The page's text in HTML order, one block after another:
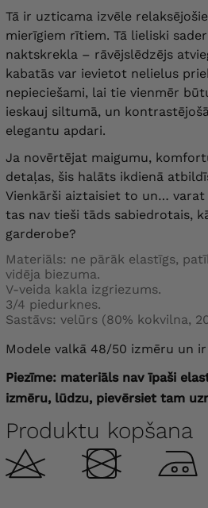
Tā ir uzticama izvēle
mierīgiem rītiem. Tā lieliski
naktskrekla – rāvējslēdzējs
kabatās var ievietot nelielus
nepieciešami, lai tie vienmēr
ieskauj siltumā, un
elegantu apdari.
Ja novērtējat maigumu,
detaļas, šis halāts ikdienā
Vienkārši aiztaisiet to un… varat
tas nav tieši tāds sabiedrotais,
garderobe?
Materiāls: ne pārāk elastīgs,
vidēja biezuma.
V-veida kakla izgriezums.
3/4 piedurknes.
Sastāvs: velūrs (80% kokvilna,
Modele valkā 48/50 izmēru un ir
Piezīme: materiāls nav īpaši
izmēru, lūdzu, pievērsiet tam
Produktu kopšana